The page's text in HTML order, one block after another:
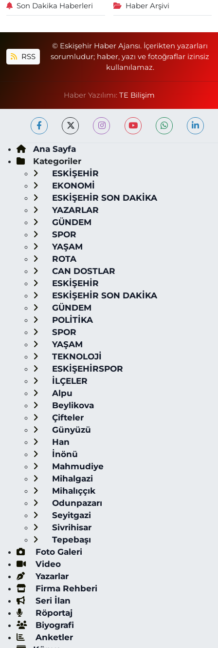
Son Dakika Haberleri Haber Arşivi
RSS
© Eskişehir Haber Ajansı. İçerikten yazarları
sorumludur; haber, yazı ve fotoğraflar izinsiz
kullanılamaz.
Haber Yazılımı: TE Bilişim
Ana Sayfa
Kategoriler
ESKİŞEHİR
EKONOMİ
ESKİŞEHİR SON DAKİKA
YAZARLAR
GÜNDEM
SPOR
YAŞAM
ROTA
CAN DOSTLAR
ESKİŞEHİR
ESKİŞEHİR SON DAKİKA
GÜNDEM
POLİTİKA
SPOR
YAŞAM
TEKNOLOJİ
ESKİŞEHİRSPOR
İLÇELER
Alpu
Beylikova
Çifteler
Günyüzü
Han
İnönü
Mahmudiye
Mihalgazi
Mihalıççık
Odunpazarı
Seyitgazi
Sivrihisar
Tepebaşı
Foto Galeri
Video
Yazarlar
Firma Rehberi
Seri İlan
Röportaj
Biyografi
Anketler